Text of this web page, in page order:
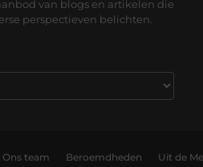
van blogs en artikelen die
perspectieven belichten.
Ons team Beroemdheden Uit de